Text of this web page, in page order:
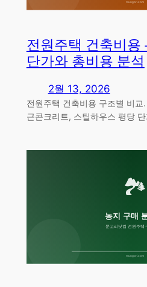
전원주택 건축비용
단가와 총비용 분석
2월 13, 2026
전원주택 건축비용 구조별 비
근콘크리트, 스틸하우스 평당